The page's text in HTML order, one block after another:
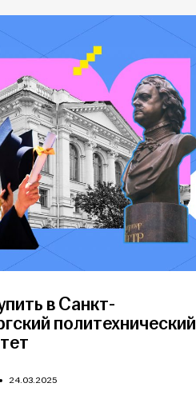
в Санкт-
политехнический
24.03.2025